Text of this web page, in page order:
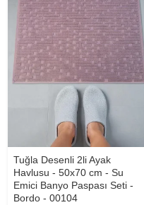
Tuğla Desenli 2li Ayak
Havlusu - 50x70 cm - Su
Emici Banyo Paspası Seti -
Bordo - 00104